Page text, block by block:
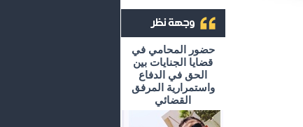
حضور المحامي في
قضايا الجنايات بين
الحق في الدفاع
واستمرارية المرفق
القضائي